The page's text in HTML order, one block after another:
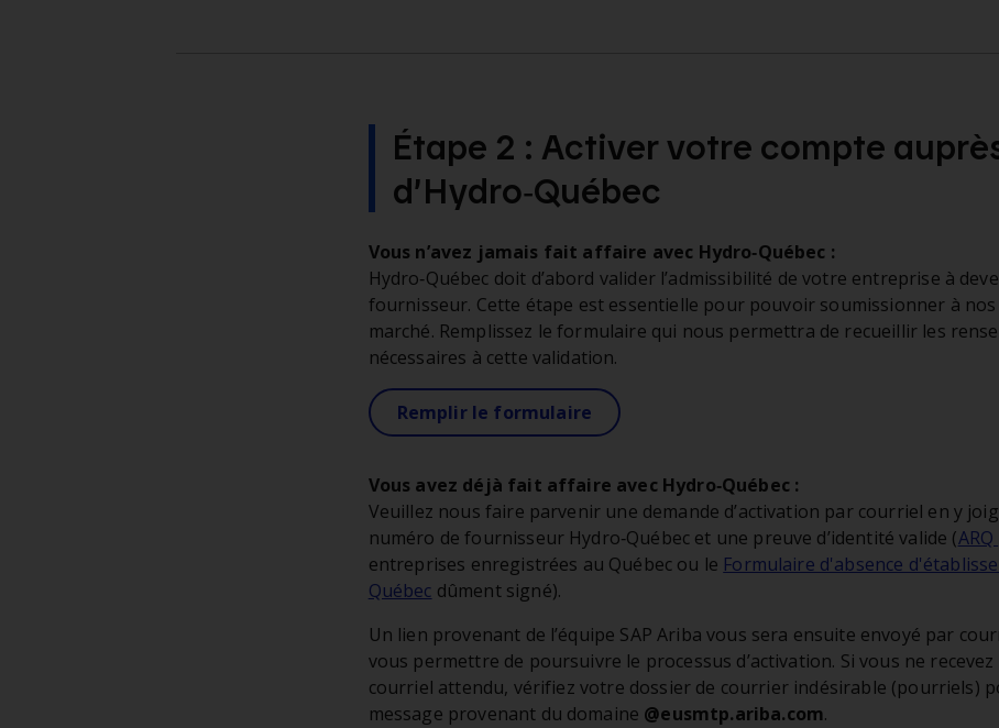
Étape 2 : Activer votre compte
d’Hydro‑Québec
Vous n’avez jamais fait affaire avec Hydro‑Québec :
Hydro‑Québec doit d’abord valider l’admissibilité de votre entreprise à
fournisseur. Cette étape est essentielle pour pouvoir soumissionner à
marché. Remplissez le formulaire qui nous permettra de recueillir les
nécessaires à cette validation.
Remplir le formulaire
Vous avez déjà fait affaire avec Hydro‑Québec :
Veuillez nous faire parvenir une demande d’activation par courriel en y
numéro de fournisseur Hydro‑Québec et une preuve d’identité valide (ARQ
entreprises enregistrées au Québec ou le Formulaire d'absence
Québec dûment signé).
Un lien provenant de l’équipe SAP Ariba vous sera ensuite envoyé par
vous permettre de poursuivre le processus d’activation. Si vous ne recevez
courriel attendu, vérifiez votre dossier de courrier indésirable (pourriels)
message provenant du domaine @eusmtp.ariba.com.